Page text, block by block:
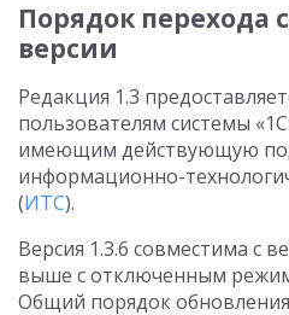
Порядок перехода
версии
Редакция 1.3
пользователям системы
имеющим действующую
информационно-
(ИТС).
Версия 1.3.6 совместима с
выше с отключенным
Общий порядок